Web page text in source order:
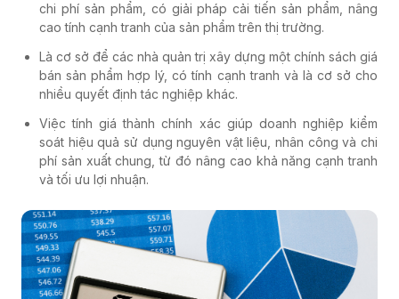
chi phí sản phẩm, có giải pháp cải tiến sản phẩm, nâng
cao tính cạnh tranh của sản phẩm trên thị trường.
Là cơ sở để các nhà quản trị xây dựng một chính sách giá
bán sản phẩm hợp lý, có tính cạnh tranh và là cơ sở cho
nhiều quyết định tác nghiệp khác.
Việc tính giá thành chính xác giúp doanh nghiệp kiểm
soát hiệu quả sử dụng nguyên vật liệu, nhân công và chi
phí sản xuất chung, từ đó nâng cao khả năng cạnh tranh
và tối ưu lợi nhuận.